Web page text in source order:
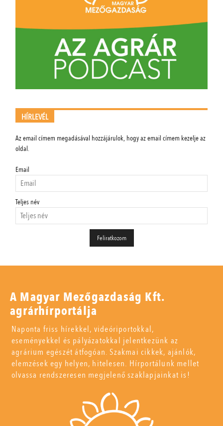
HÍRLEVÉL
Az email címem megadásával hozzájárulok, hogy az email címem kezelje az
oldal.
Email
Teljes név
A Magyar Mezőgazdaság Kft.
agrárhírportálja
Naponta friss hírekkel, videóriportokkal,
eseményekkel és pályázatokkal jelentkezünk az
agrárium egészét átfogóan. Szakmai cikkek, ajánlók,
elemzések egy helyen, hitelesen. Hírportálunk mellet
olvassa rendszeresen megjelenő szaklapjainkat is!